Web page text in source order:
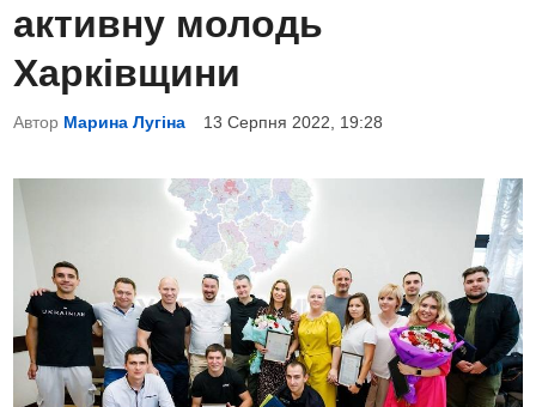
t
e
d
i
активну молодь
Харківщини
Автор Марина Лугіна 13 Серпня 2022, 19:28